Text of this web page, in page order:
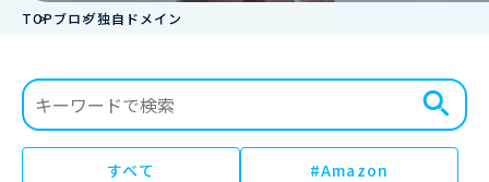
TOPブログ独自ドメイン
すべて #Amazon